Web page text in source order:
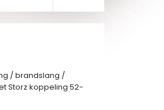
/ brandslang /
Storz koppeling 52-